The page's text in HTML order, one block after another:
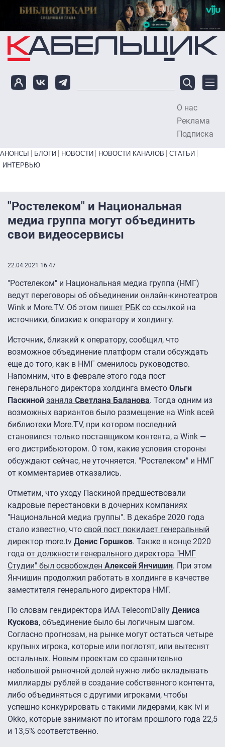
Перейти к основному содержанию
О нас
Реклама
Подписка
Primary links bottom
АНОНСЫ БЛОГИ НОВОСТИ НОВОСТИ КАНАЛОВ
СТАТЬИ
ИНТЕРВЬЮ
"Ростелеком" и Национальная
медиа группа могут объединить
свои видеосервисы
22.04.2021 16:47
"Ростелеком" и Национальная медиа группа (НМГ)
ведут переговоры об объединении онлайн-кинотеатров
Wink и More.TV. Об этом пишет РБК со ссылкой на
источники, близкие к оператору и холдингу.
Источник, близкий к оператору, сообщил, что
возможное объединение платформ стали обсуждать
еще до того, как в НМГ сменилось руководство.
Напомним, что в феврале этого года пост
генерального директора холдинга вместо Ольги
Паскиной заняла Светлана Баланова. Тогда одним из
возможных вариантов было размещение на Wink всей
библиотеки More.TV, при котором последний
становился только поставщиком контента, а Wink —
его дистрибьютором. О том, какие условия стороны
обсуждают сейчас, не уточняется. "Ростелеком" и НМГ
от комментариев отказались.
Отметим, что уходу Паскиной предшествовали
кадровые перестановки в дочерних компаниях
"Национальной медиа группы". В декабре 2020 года
стало известно, что свой пост покидает генеральный
директор more.tv Денис Горшков. Также в конце 2020
года от должности генерального директора "НМГ
Студии" был освобожден Алексей Янчишин. При этом
Янчишин продолжил работать в холдинге в качестве
заместителя генерального директора НМГ.
По словам гендиректора ИАА TelecomDaily Дениса
Кускова, объединение было бы логичным шагом.
Согласно прогнозам, на рынке могут остаться четыре
крупынх игрока, которые или поглотят, или вытеснят
остальных. Новым проектам со сравнительно
небольшой рыночной долей нужно либо вкладывать
миллиарды рублей в создание собственного контента,
либо объединяться с другими игроками, чтобы
успешно конкурировать с такими лидерами, как ivi и
Okko, которые занимают по итогам прошлого года 22,5
и 13,5% соответственно.